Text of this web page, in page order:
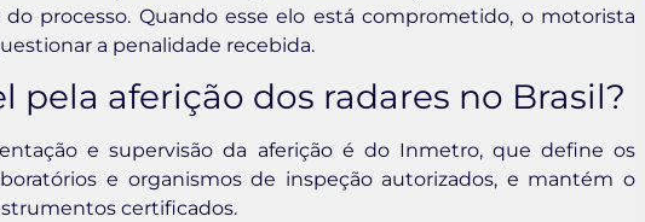
do processo. Quando esse elo está comprometido, o motorista
a penalidade recebida.
pela aferição dos radares no Brasil?
e supervisão da aferição é do Inmetro, que define os
e organismos de inspeção autorizados, e mantém o
certificados.